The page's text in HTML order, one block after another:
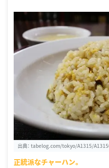
出典： tabelog.com/tokyo/A1315/
正統派なチャーハン。